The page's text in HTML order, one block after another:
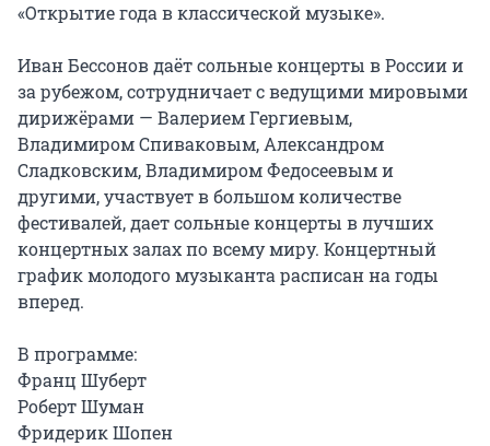
«Открытие года в классической музыке».
Иван Бессонов даёт сольные концерты в России и
за рубежом, сотрудничает с ведущими мировыми
дирижёрами — Валерием Гергиевым,
Владимиром Спиваковым, Александром
Сладковским, Владимиром Федосеевым и
другими, участвует в большом количестве
фестивалей, дает сольные концерты в лучших
концертных залах по всему миру. Концертный
график молодого музыканта расписан на годы
вперед.
В программе:
Франц Шуберт
Роберт Шуман
Фридерик Шопен